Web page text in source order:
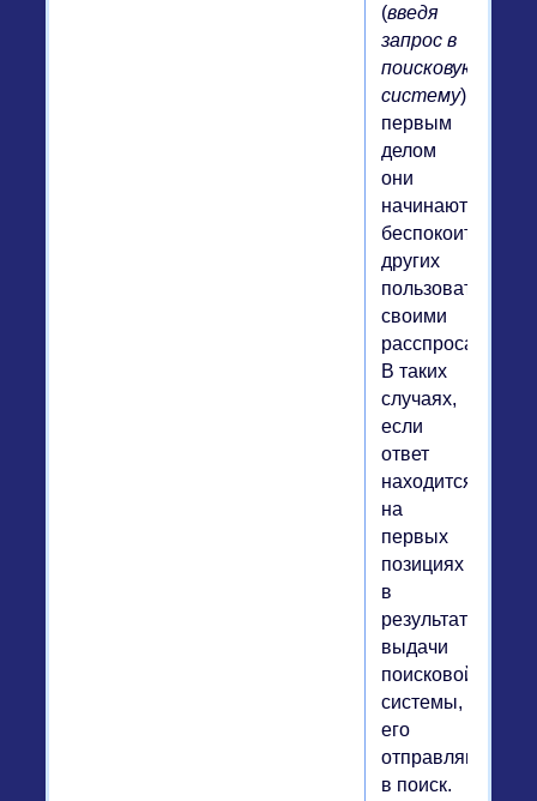
(введя
запрос в
поисковую
систему),
первым
делом
они
начинают
беспокоить
других
пользователей
своими
расспросами.
В таких
случаях,
если
ответ
находится
на
первых
позициях
в
результате
выдачи
поисковой
системы,
его
отправляют
в поиск.